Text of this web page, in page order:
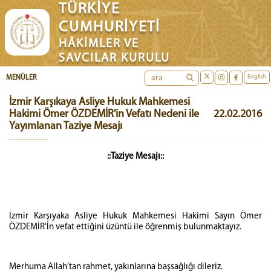
TÜRKİYE
CUMHURİYETİ
HÂKİMLER VE
SAVCILAR KURULU
English
MENÜLER
İzmir Karşıkaya Asliye Hukuk Mahkemesi
Hakimi Ömer ÖZDEMİR'in Vefatı Nedeni ile
Yayımlanan Taziye Mesajı
22.02.2016
::Taziye Mesajı::
İzmir Karşıyaka Asliye Hukuk Mahkemesi Hakimi Sayın Ömer
ÖZDEMİR'İn vefat ettiğini üzüntü ile öğrenmiş bulunmaktayız.
Merhuma Allah’tan rahmet, yakınlarına başsağlığı dileriz.